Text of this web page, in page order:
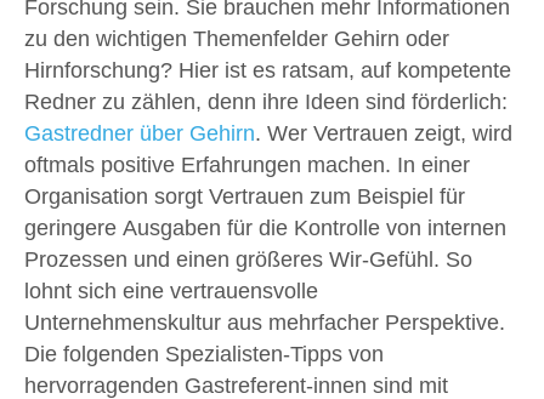
Forschung sein. Sie brauchen mehr Informationen
zu den wichtigen Themenfelder Gehirn oder
Hirnforschung? Hier ist es ratsam, auf kompetente
Redner zu zählen, denn ihre Ideen sind förderlich:
Gastredner über Gehirn. Wer Vertrauen zeigt, wird
oftmals positive Erfahrungen machen. In einer
Organisation sorgt Vertrauen zum Beispiel für
geringere Ausgaben für die Kontrolle von internen
Prozessen und einen größeres Wir-Gefühl. So
lohnt sich eine vertrauensvolle
Unternehmenskultur aus mehrfacher Perspektive.
Die folgenden Spezialisten-Tipps von
hervorragenden Gastreferent-innen sind mit